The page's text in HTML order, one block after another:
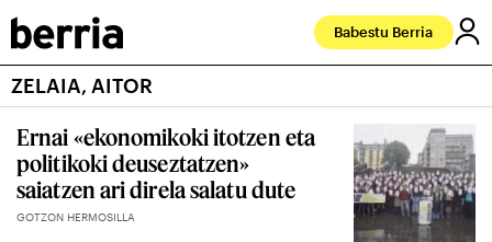
Babestu Berria
ZELAIA, AITOR
Ernai «ekonomikoki itotzen eta
politikoki deuseztatzen»
saiatzen ari direla salatu dute
GOTZON HERMOSILLA